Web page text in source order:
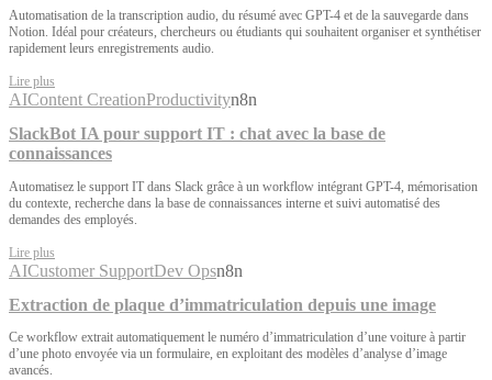
Automatisation de la transcription audio, du résumé avec GPT-4 et de la sauvegarde dans
Notion. Idéal pour créateurs, chercheurs ou étudiants qui souhaitent organiser et synthétiser
rapidement leurs enregistrements audio.
Lire plus
AIContent CreationProductivityn8n
SlackBot IA pour support IT : chat avec la base de
connaissances
Automatisez le support IT dans Slack grâce à un workflow intégrant GPT-4, mémorisation
du contexte, recherche dans la base de connaissances interne et suivi automatisé des
demandes des employés.
Lire plus
AICustomer SupportDev Opsn8n
Extraction de plaque d’immatriculation depuis une image
Ce workflow extrait automatiquement le numéro d’immatriculation d’une voiture à partir
d’une photo envoyée via un formulaire, en exploitant des modèles d’analyse d’image
avancés.